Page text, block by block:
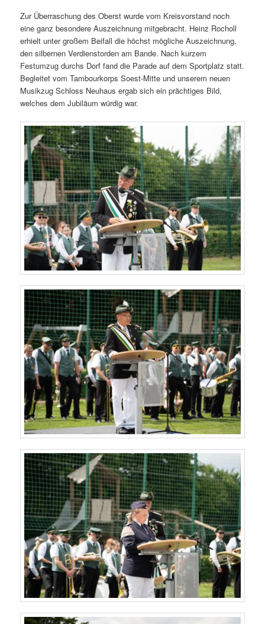
Zur Überraschung des Oberst wurde vom Kreisvorstand noch
eine ganz besondere Auszeichnung mitgebracht. Heinz Rocholl
erhielt unter großem Beifall die höchst mögliche Auszeichnung,
den silbernen Verdienstorden am Bande. Nach kurzem
Festumzug durchs Dorf fand die Parade auf dem Sportplatz statt.
Begleitet vom Tambourkorps Soest-Mitte und unserem neuen
Musikzug Schloss Neuhaus ergab sich ein prächtiges Bild,
welches dem Jubiläum würdig war.